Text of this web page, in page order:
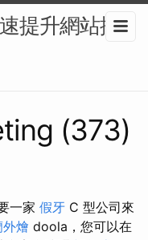
提升網站排
(373)
一家 假牙 C 型公司來
燴 doola，您可以在